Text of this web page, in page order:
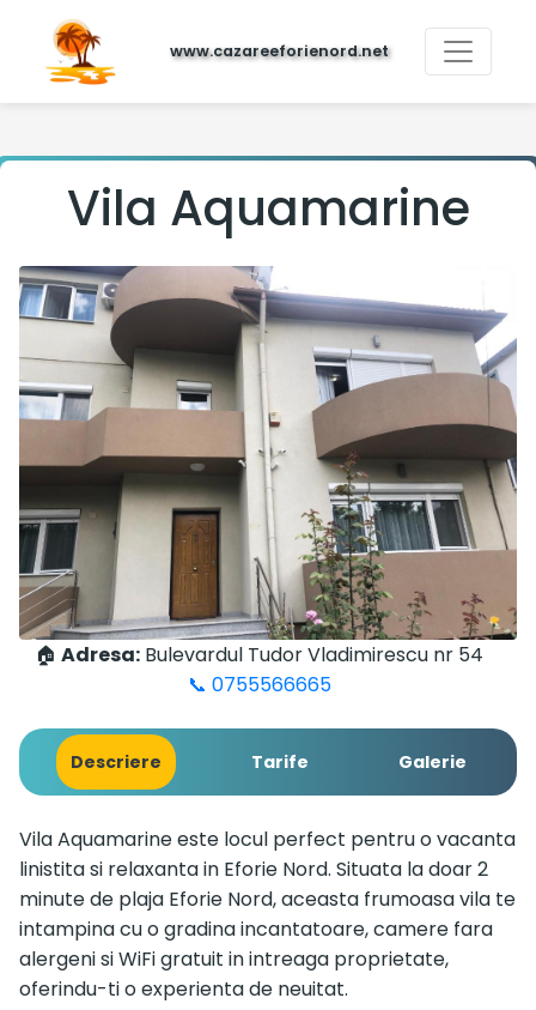
www.cazareeforienord.net
Vila Aquamarine
🏠 Adresa: Bulevardul Tudor Vladimirescu nr 54
📞 0755566665
Descriere Tarife Galerie
Vila Aquamarine este locul perfect pentru o vacanta
linistita si relaxanta in Eforie Nord. Situata la doar 2
minute de plaja Eforie Nord, aceasta frumoasa vila te
intampina cu o gradina incantatoare, camere fara
alergeni si WiFi gratuit in intreaga proprietate,
oferindu-ti o experienta de neuitat.